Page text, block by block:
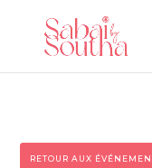
RETOUR AUX